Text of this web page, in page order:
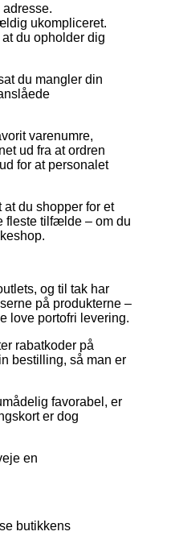
ukompliceret.
du opholder dig
du mangler din
varenumre,
ud fra at ordren
for at personalet
du shopper for et
fleste tilfælde – om du
og til tak har
på produkterne –
love portofri levering.
rabatkoder på
bestilling, så man er
favorabel, er
er dog
en
butikkens